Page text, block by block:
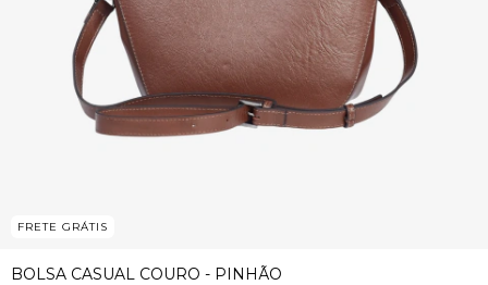
FRETE GRÁTIS
BOLSA CASUAL COURO - PINHÃO